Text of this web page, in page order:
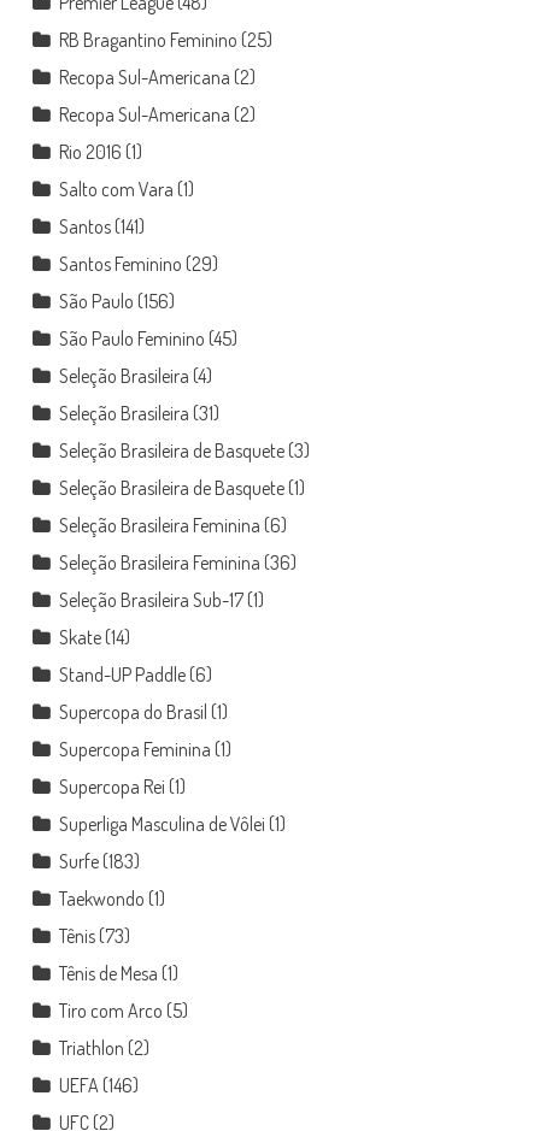
RB Bragantino Feminino (25)
Recopa Sul-Americana (2)
Recopa Sul-Americana (2)
Rio 2016 (1)
Salto com Vara (1)
Santos(141)
Santos Feminino (29)
São Paulo (156)
São Paulo Feminino (45)
Seleção Brasileira (4)
Seleção Brasileira (31)
Seleção Brasileira de Basquete(3)
Seleção Brasileira de Basquete(1)
Seleção Brasileira Feminina (6)
Seleção Brasileira Feminina (36)
Seleção Brasileira Sub-17(1)
Skate(14)
Stand-UP Paddle(6)
Supercopa do Brasil (1)
Supercopa Feminina (1)
Supercopa Rei (1)
Superliga Masculina de Vôlei (1)
Surfe(183)
Taekwondo (1)
Tênis(73)
Tênis de Mesa (1)
Tiro com Arco (5)
Triathlon (2)
UEFA(146)
UFC(2)